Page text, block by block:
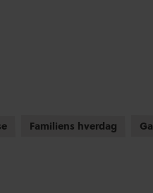
Familiens hverdag